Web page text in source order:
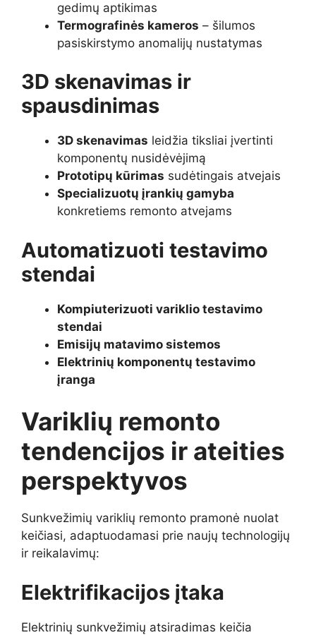
gedimų aptikimas
Termografinės kameros – šilumos
pasiskirstymo anomalijų nustatymas
3D skenavimas ir
spausdinimas
3D skenavimas leidžia tiksliai įvertinti
komponentų nusidėvėjimą
Prototipų kūrimas sudėtingais atvejais
Specializuotų įrankių gamyba
konkretiems remonto atvejams
Automatizuoti testavimo
stendai
Kompiuterizuoti variklio testavimo
stendai
Emisijų matavimo sistemos
Elektrinių komponentų testavimo
įranga
Variklių remonto
tendencijos ir ateities
perspektyvos
Sunkvežimių variklių remonto pramonė nuolat
keičiasi, adaptuodamasi prie naujų technologijų
ir reikalavimų:
Elektrifikacijos įtaka
Elektrinių sunkvežimių atsiradimas keičia